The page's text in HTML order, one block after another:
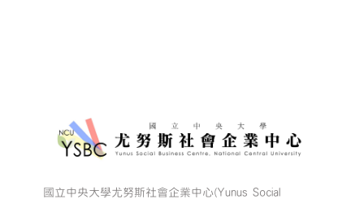
國立中央大學尤努斯社會企業中心(Yunus Social